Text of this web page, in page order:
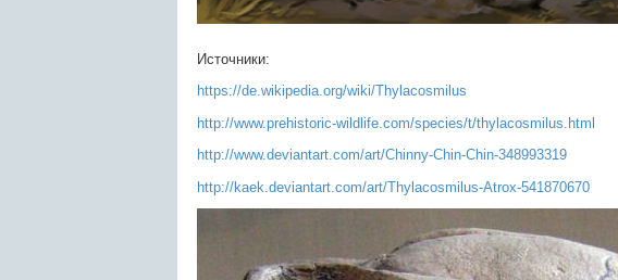
Источники:
https://de.wikipedia.org/wiki/Thylacosmilus
http://www.prehistoric-wildlife.com/species/t/thylacosmilus.html
http://www.deviantart.com/art/Chinny-Chin-Chin-348993319
http://kaek.deviantart.com/art/Thylacosmilus-Atrox-541870670